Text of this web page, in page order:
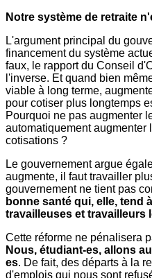
Notre système de retraite
L'argument principal du
financement du système
faux, le rapport du Conseil
l'inverse. Et quand bien
viable à long terme,
pour cotiser plus longtemps
Pourquoi ne pas augmenter
automatiquement augmenter
cotisations ?
Le gouvernement argue
augmente, il faut travailler
gouvernement ne tient pas
bonne santé qui, elle, tend
travailleuses et travailleurs
Cette réforme ne pénalisera
Nous, étudiant-es, allons
es. De fait, des départs à la
d'emplois qui nous sont